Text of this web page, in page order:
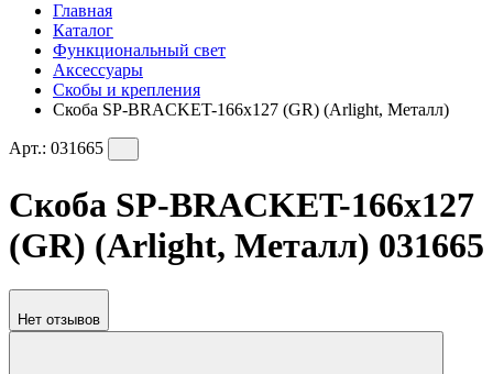
Главная
Каталог
Функциональный свет
Аксессуары
Скобы и крепления
Скоба SP-BRACKET-166x127 (GR) (Arlight, Металл)
Арт.: 031665
Скоба SP-BRACKET-166x127
(GR) (Arlight, Металл) 031665
Нет отзывов